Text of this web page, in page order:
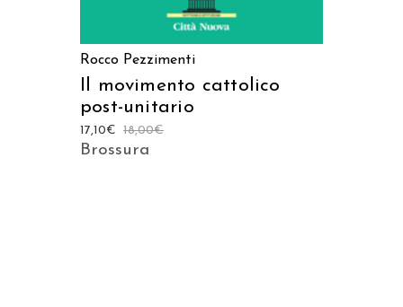
Rocco Pezzimenti
Il movimento cattolico
post-unitario
18,00€
17,10€
Brossura